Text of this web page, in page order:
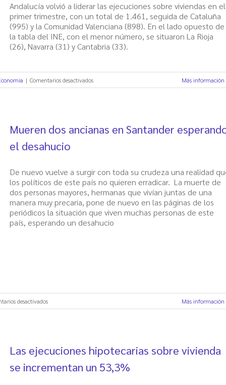
Andalucía volvió a liderar las ejecuciones sobre viviendas en el
primer trimestre, con un total de 1.461, seguida de Cataluña
(995) y la Comunidad Valenciana (898). En el lado opuesto de
la tabla del INE, con el menor número, se situaron La Rioja
(26), Navarra (31) y Cantabria (33).
| Comentarios desactivadosen
Vuelven
ejecuciones
Más información
Mueren dos ancianas en Santander
el desahucio
De nuevo vuelve a surgir con toda su crudeza una realidad
los políticos de este país no quieren erradicar. La muerte de
dos personas mayores, hermanas que vivían juntas de una
manera muy precaria, pone de nuevo en las páginas de los
periódicos la situación que viven muchas personas de este
país, esperando un desahucio
desactivadosen
Mueren
Santander
el
Más información
Las ejecuciones hipotecarias sobre vivienda
se incrementan un 53,3%